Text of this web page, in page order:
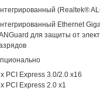
(Realtek®
Ethernet
для защиты от
PCI Express 3.0/2.0 x16
PCI Express 2.0 x1